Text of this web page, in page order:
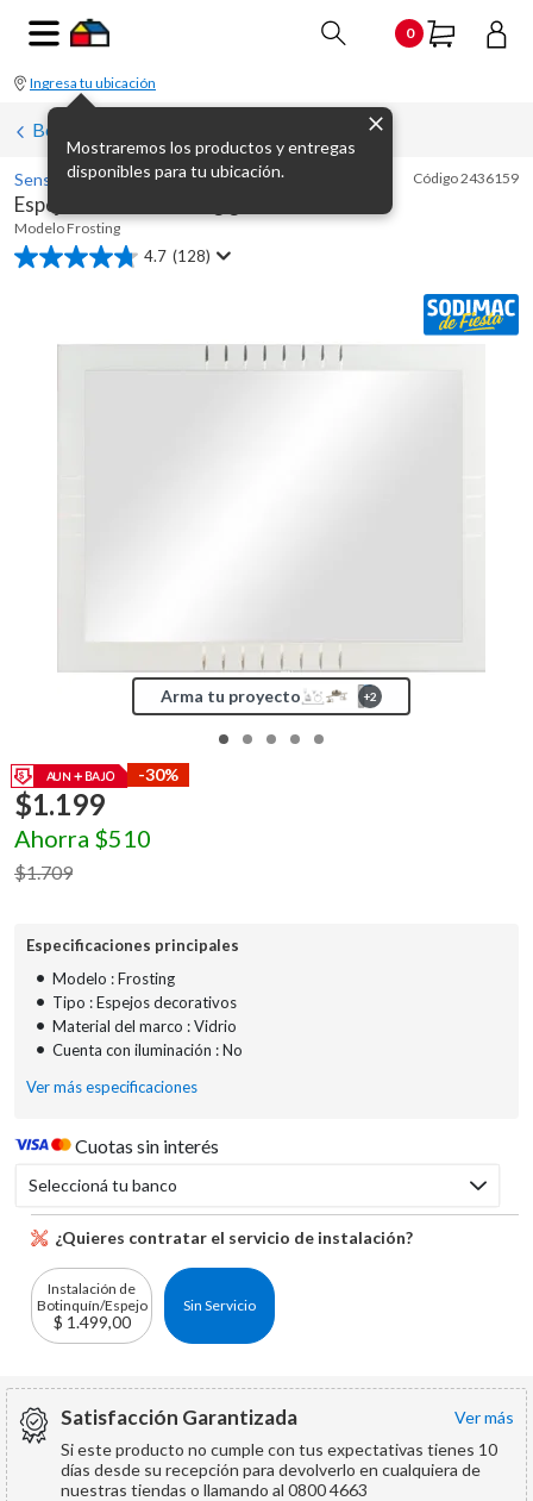
0
Ingresa tu ubicación
Mostraremos los productos y entregas
disponibles para tu ubicación.
Botiquines y espejos para baño
Sensi D' Acqua Código2436159
Espejo de baño Frosting gris 60 x 80 cm
Modelo Frosting
4.7 (128)
4.7
Arma tu proyecto +2
-30%
$1.199
Ahorra $510
$1.709
Especificaciones principales
• Modelo : Frosting
• Tipo : Espejos decorativos
• Material del marco : Vidrio
• Cuenta con iluminación : No
Ver más especificaciones
Cuotas sin interés
Seleccioná tu banco
¿Quieres contratar el servicio de instalación?
Instalación de
Botinquín/Espejo
$ 1.499,00
Sin Servicio
Satisfacción Garantizada
ver más
Si este producto no cumple con tus expectativas tienes 10
días desde su recepción para devolverlo en cualquiera de
nuestras tiendas o llamando al 0800 4663